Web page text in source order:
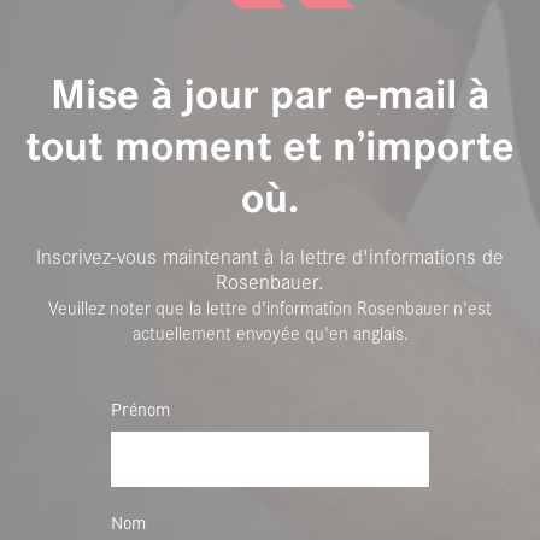
Mise à jour par e-mail à
tout moment et n’importe
où.
Inscrivez-vous maintenant à la lettre d'informations de
Rosenbauer.
Veuillez noter que la lettre d'information Rosenbauer n'est
actuellement envoyée qu'en anglais.
Prénom
Nom